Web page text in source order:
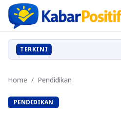
TERKINI
Home / Pendidikan
PENDIDIKAN